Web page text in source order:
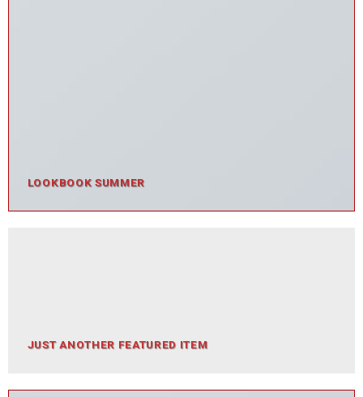
LOOKBOOK SUMMER
JUST ANOTHER FEATURED ITEM